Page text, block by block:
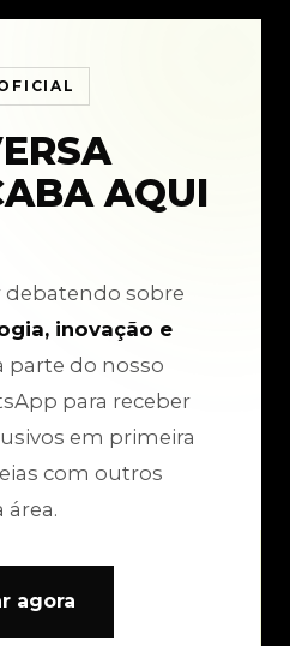
AQUI
sobre
inovação e
parte do nosso
para receber
em primeira
com outros
área.
agora